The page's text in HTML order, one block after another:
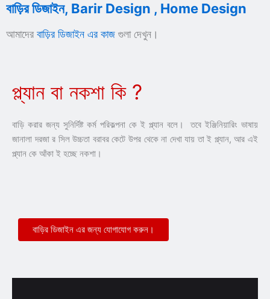
বাড়ির ডিজাইন, Barir Design , Home Design
আমাদের বাড়ির ডিজাইন এর কাজ গুলা দেখুন।
প্ল্যান বা নকশা কি ?
বাড়ি করার জন্য সুনির্দিষ্ট কর্ম পরিকল্পনা কে ই প্ল্যান বলে। তবে ইঞ্জিনিয়ারিং ভাষায়
জানালা দরজা র সিল উচ্চতা বরাবর কেটে উপর থেকে না দেখা যায় তা ই প্ল্যান, আর এই
প্ল্যান কে আঁকা ই হচ্ছে নকশা।
বাড়ির ডিজাইন এর জন্য যোগাযোগ করুন।